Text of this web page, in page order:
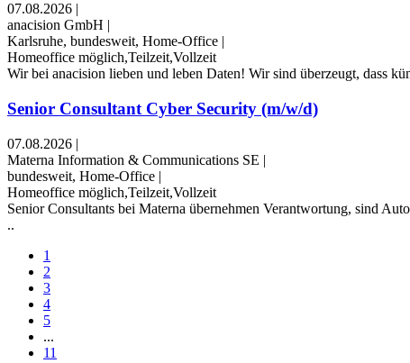
07.08.2026 |
anacision GmbH |
Karlsruhe, bundesweit, Home-Office |
Homeoffice möglich,Teilzeit,Vollzeit
Wir bei anacision lieben und leben Daten! Wir sind überzeugt, dass
Senior Consultant Cyber Security (m/w/d)
07.08.2026 |
Materna Information & Communications SE |
bundesweit, Home-Office |
Homeoffice möglich,Teilzeit,Vollzeit
Senior Consultants bei Materna übernehmen Verantwortung, sind
..
1
2
3
4
5
...
11